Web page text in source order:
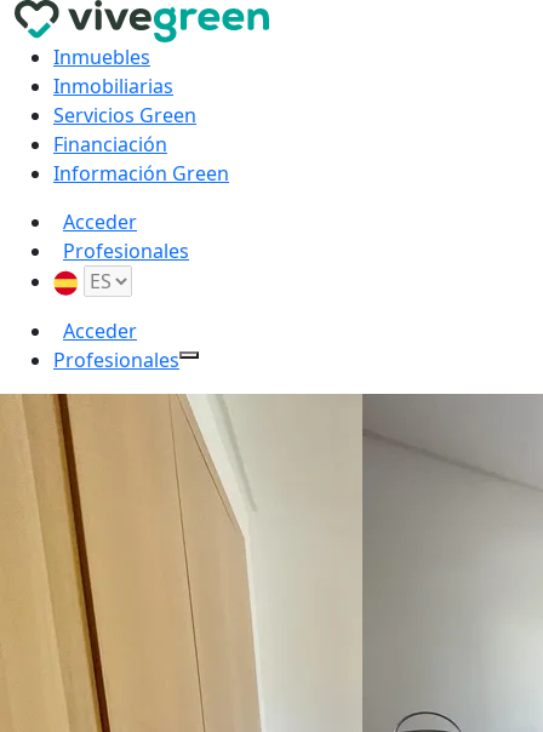
Inmuebles
Inmobiliarias
Servicios Green
Financiación
Información Green
Acceder
Profesionales
Acceder
Profesionales